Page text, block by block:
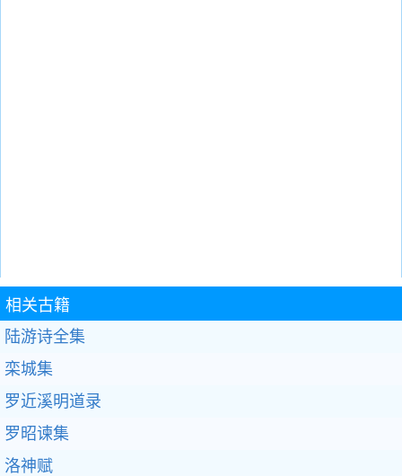
相关古籍
陆游诗全集
栾城集
罗近溪明道录
罗昭谏集
洛神赋